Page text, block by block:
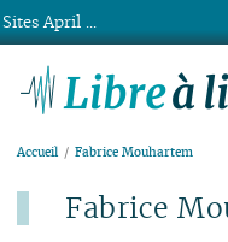
Accueil Fabrice Mouhartem
Fabrice
Sites April ...